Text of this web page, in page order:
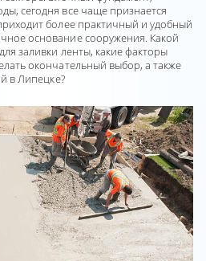
сегодня все чаще признается
более практичный и удобный
основание сооружения. Какой
заливки ленты, какие факторы
окончательный выбор, а также
в Липецке?